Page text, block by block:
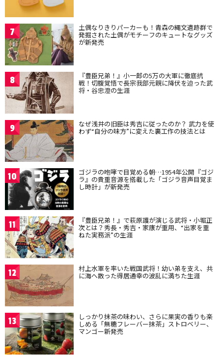
7 土偶なりきりパーカーも！青森の縄文遺跡群で
発掘された土偶がモチーフのキュートなグッズ
が新発売
8 『豊臣兄弟！』小一郎の5万の大軍に徹底抗
戦！切腹覚悟で長宗我部元親に降伏を迫った武
将・谷忠澄の生涯
9 なぜ浅井の旧臣は秀吉に従ったのか？ 武力を使
わず“自分の味方”に変えた裏工作の技法とは
10 ゴジラの咆哮で目覚める朝…1954年公開『ゴジ
ラ』の貴重音源を搭載した「ゴジラ音声目覚ま
し時計」が新発売
11 『豊臣兄弟！』で萩原護が演じる武将・小堀正
次とは？秀長・秀吉・家康が重用、“出家を重
ねた実務派”の生涯
12 村上水軍を率いた戦国武将！幼い弟を支え、共
に海へ散った得居通幸の波乱に満ちた生涯
13 しっかり抹茶の味わい、さらに果実の香りも楽
しめる「無糖フレーバー抹茶」ストロベリー、
マンゴー新発売